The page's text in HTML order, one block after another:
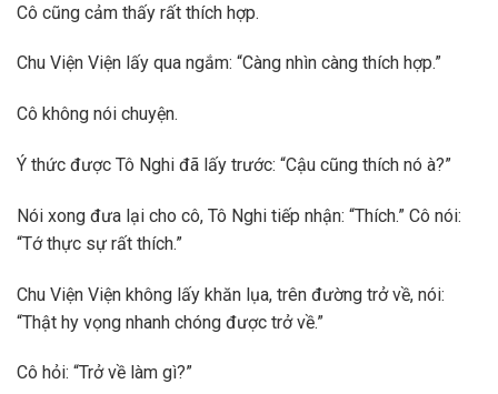
Cô cũng cảm thấy rất thích hợp.
Chu Viện Viện lấy qua ngắm: “Càng nhìn càng thích hợp.”
Cô không nói chuyện.
Ý thức được Tô Nghi đã lấy trước: “Cậu cũng thích nó à?”
Nói xong đưa lại cho cô, Tô Nghi tiếp nhận: “Thích.” Cô nói:
“Tớ thực sự rất thích.”
Chu Viện Viện không lấy khăn lụa, trên đường trở về, nói:
“Thật hy vọng nhanh chóng được trở về.”
Cô hỏi: “Trở về làm gì?”